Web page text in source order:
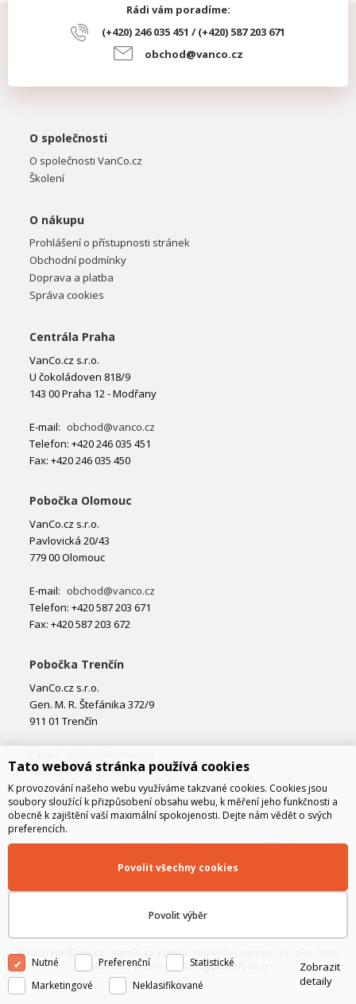
Rádi vám poradíme:
(+420) 246 035 451 / (+420) 587 203 671
obchod@vanco.cz
O společnosti
O společnosti VanCo.cz
Školení
O nákupu
Prohlášení o přístupnosti stránek
Obchodní podmínky
Doprava a platba
Správa cookies
Centrála Praha
VanCo.cz s.r.o.
U čokoládoven 818/9
143 00 Praha 12 - Modřany
E-mail: obchod@vanco.cz
Telefon: +420 246 035 451
Fax: +420 246 035 450
Pobočka Olomouc
VanCo.cz s.r.o.
Pavlovická 20/43
779 00 Olomouc
E-mail: obchod@vanco.cz
Telefon: +420 587 203 671
Fax: +420 587 203 672
Pobočka Trenčín
VanCo.cz s.r.o.
Gen. M. R. Štefánika 372/9
911 01 Trenčín
Telefon: +421 32 877 74 02
©2026 WiFiShop.cz - VanCo.cz eStore
Technické řešení © 2026CyberSoft s.r.o.
Tato webová stránka používá cookies
K provozování našeho webu využíváme takzvané cookies. Cookies jsou
soubory sloužící k přizpůsobení obsahu webu, k měření jeho funkčnosti a
obecně k zajištění vaší maximální spokojenosti. Dejte nám vědět o svých
preferencích.
Povolit výběr
Povolit všechny cookies
Nutné Preferenční
Statistické
Marketingové
Neklasifikované
Zobrazit
detaily